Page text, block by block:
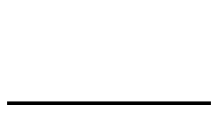
แอนิเมชันที่ใหญ่ที่สุดในโลกอย่างดิสนีย์และพิกซาร์ โดยผล